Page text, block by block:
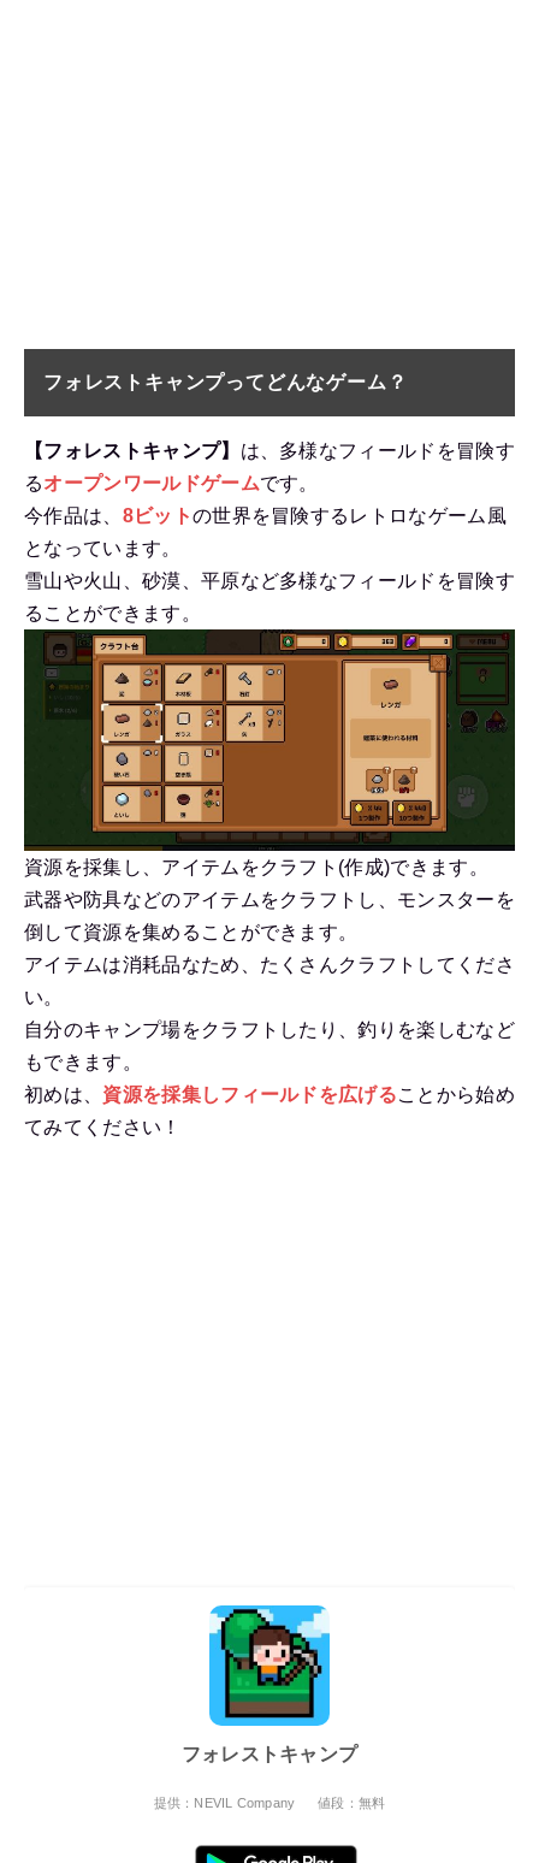
フォレストキャンプってどんなゲーム？
【フォレストキャンプ】 は、多様なフィールドを冒険す
るオープンワールドゲームです。
今作品は、 8ビットの世界を冒険するレトロなゲーム風
となっています。
雪山や火山、砂漠、平原など多様なフィールドを冒険す
ることができます。
資源を採集し、アイテムをクラフト(作成)できます。
武器や防具などのアイテムをクラフトし、モンスターを
倒して資源を集めることができます。
アイテムは消耗品なため、たくさんクラフトしてくださ
い。
自分のキャンプ場をクラフトしたり、釣りを楽しむなど
もできます。
初めは、 資源を採集しフィールドを広げることから始め
てみてください！
フォレストキャンプ
提供：NEVIL Company 値段：無料